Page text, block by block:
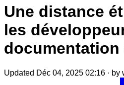
Une distance
les
Updated Déc 04, 2025 02:16 · by